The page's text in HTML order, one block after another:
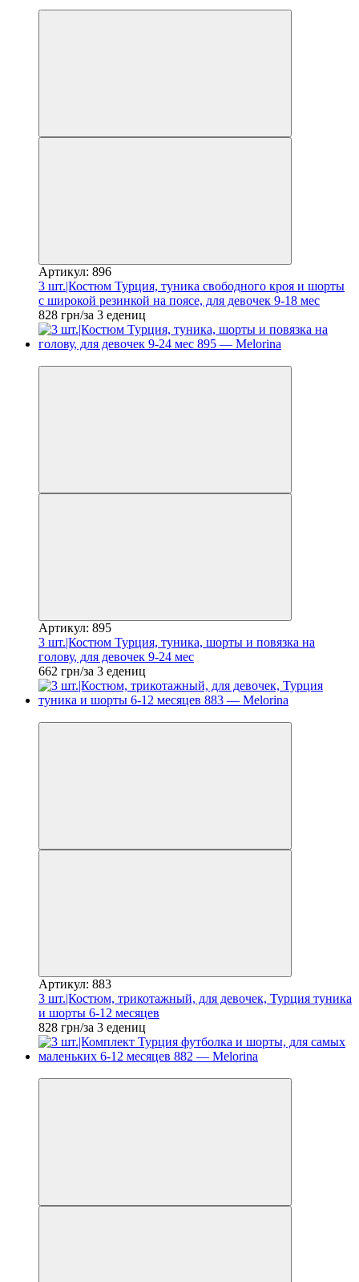
Артикул: 896
3 шт.|Костюм Турция, туника свободного кроя и шорты
с широкой резинкой на поясе, для девочек 9-18 мес
828 грн/за 3 едениц
Артикул: 895
3 шт.|Костюм Турция, туника, шорты и повязка на
голову, для девочек 9-24 мес
662 грн/за 3 едениц
Артикул: 883
3 шт.|Костюм, трикотажный, для девочек, Турция туника
и шорты 6-12 месяцев
828 грн/за 3 едениц